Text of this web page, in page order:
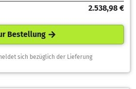
2.538,98 €
Bestellung
sich bezüglich der Lieferung